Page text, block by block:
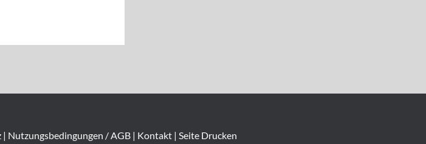
| Nutzungsbedingungen / AGB| Kontakt| Seite Drucken